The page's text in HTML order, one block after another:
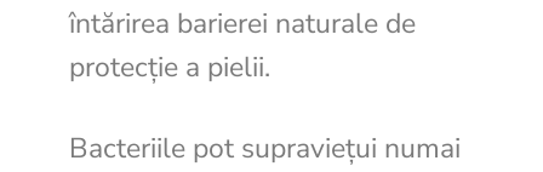
întărirea barierei naturale de
protecție a pielii.
Bacteriile pot supraviețui numai